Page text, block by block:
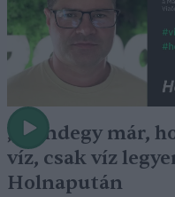
„Mindegy már,
víz, csak víz
Holnapután